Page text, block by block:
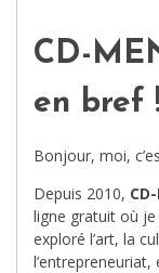
CD-
en bref
Bonjour, moi,
Depuis 2010,
ligne gratuit où je
exploré l’art, la
l’entrepreneuriat,